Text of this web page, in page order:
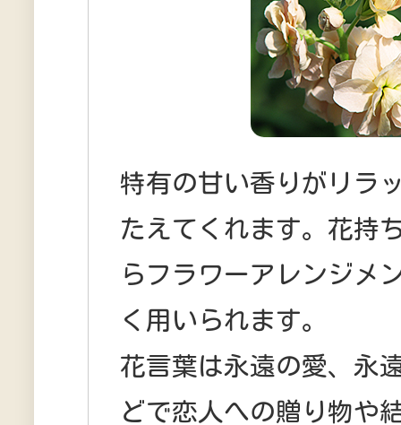
特有の甘い香りがリラ
たえてくれます。花持
らフラワーアレンジメ
く用いられます。
花言葉は永遠の愛、永
どで恋人への贈り物や